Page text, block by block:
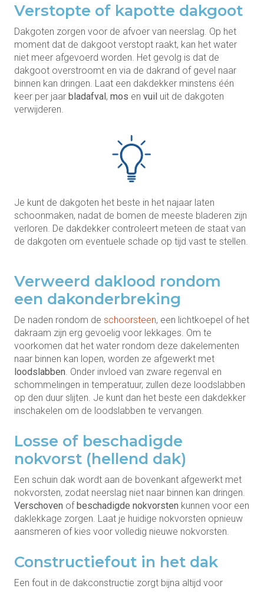
Verstopte of kapotte dakgoot
Dakgoten zorgen voor de afvoer van neerslag. Op het
moment dat de dakgoot verstopt raakt, kan het water
niet meer afgevoerd worden. Het gevolg is dat de
dakgoot overstroomt en via de dakrand of gevel naar
binnen kan dringen. Laat een dakdekker minstens één
keer per jaar bladafval, mos en vuil uit de dakgoten
verwijderen.
Je kunt de dakgoten het beste in het najaar laten
schoonmaken, nadat de bomen de meeste bladeren zijn
verloren. De dakdekker controleert meteen de staat van
de dakgoten om eventuele schade op tijd vast te stellen.
Verweerd daklood rondom
een dakonderbreking
De naden rondom de schoorsteen, een lichtkoepel of het
dakraam zijn erg gevoelig voor lekkages. Om te
voorkomen dat het water rondom deze dakelementen
naar binnen kan lopen, worden ze afgewerkt met
loodslabben . Onder invloed van zware regenval en
schommelingen in temperatuur, zullen deze loodslabben
op den duur slijten. Je kunt dan het beste een dakdekker
inschakelen om de loodslabben te vervangen.
Losse of beschadigde
nokvorst (hellend dak)
Een schuin dak wordt aan de bovenkant afgewerkt met
nokvorsten, zodat neerslag niet naar binnen kan dringen.
Verschoven ofbeschadigde nokvorsten kunnen voor een
daklekkage zorgen. Laat je huidige nokvorsten opnieuw
aansmeren of kies voor volledig nieuwe nokvorsten.
Constructiefout in het dak
Een fout in de dakconstructie zorgt bijna altijd voor